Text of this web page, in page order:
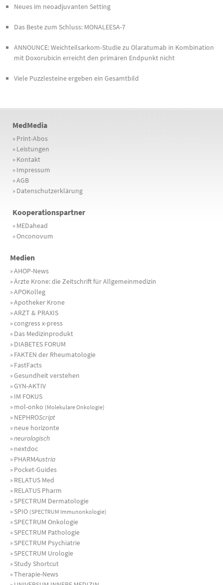
Neues im neoadjuvanten Setting
Das Beste zum Schluss: MONALEESA-7
ANNOUNCE: Weichteilsarkom-Studie zu Olaratumab in Kombination
mit Doxorubicin erreicht den primären Endpunkt nicht
Viele Puzzlesteine ergeben ein Gesamtbild
MedMedia
»Print-Abos
»Leistungen
»Kontakt
»Impressum
»AGB
»Datenschutzerklärung
Kooperationspartner
»MEDahead
»Onconovum
Medien
»AHOP-News
»Ärzte Krone: die Zeitschrift für Allgemeinmedizin
»APOKolleg
»Apotheker Krone
»ARZT & PRAXIS
»congress x-press
»Das Medizinprodukt
»DIABETES FORUM
»FAKTEN der Rheumatologie
»FastFacts
»Gesundheit verstehen
»GYN-AKTIV
»IM FOKUS
»mol-onko (Molekulare Onkologie)
»NEPHROScript
»neue horizonte
»neurologisch
»nextdoc
»PHARMAustria
»Pocket-Guides
»RELATUS Med
»RELATUS Pharm
»SPECTRUM Dermatologie
»SPIO (SPECTRUM Immunonkologie)
»SPECTRUM Onkologie
»SPECTRUM Pathologie
»SPECTRUM Psychiatrie
»SPECTRUM Urologie
»Study Shortcut
»Therapie-News